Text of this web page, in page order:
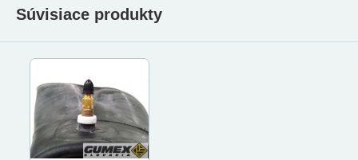
Súvisiace produkty